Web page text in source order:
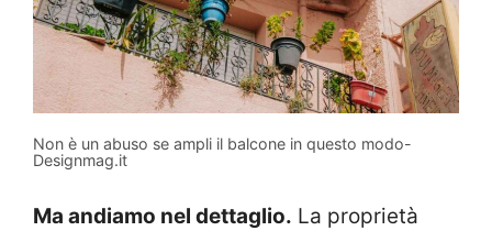
Non è un abuso se ampli il balcone in questo modo-
Designmag.it
Ma andiamo nel dettaglio. La proprietà